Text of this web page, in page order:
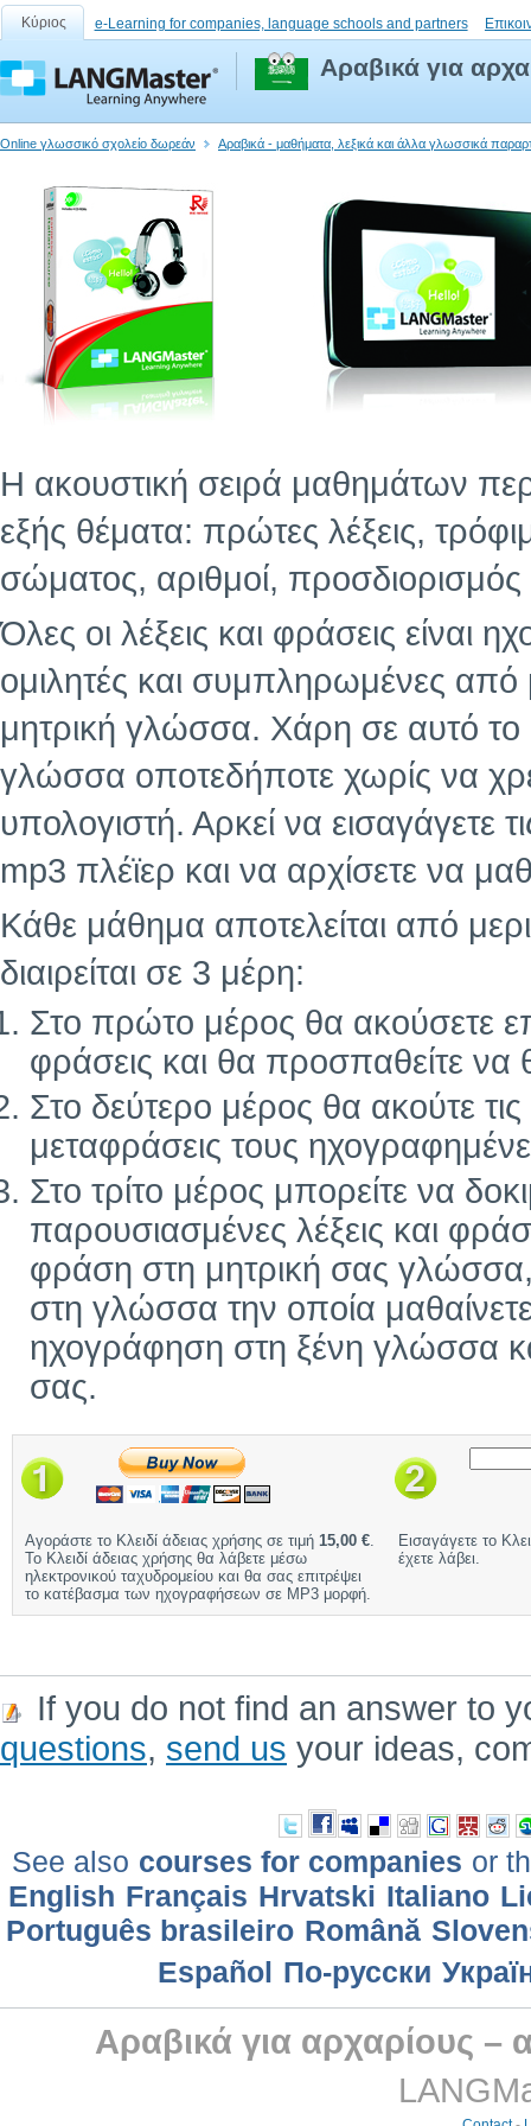
Κύριος e-Learning for companies, language schools and partners
Αραβικά για
Online γλωσσικό σχολείο δωρεάν Αραβικά - μαθήματα, λεξικά και άλλα γλωσσικά
Η ακουστική σειρά μαθημάτων
εξής θέματα: πρώτες λέξεις,
σώματος, αριθμοί,
Όλες οι λέξεις και φράσεις είναι
ομιλητές και συμπληρωμένες
μητρική γλώσσα. Χάρη σε αυτό
γλώσσα οποτεδήποτε χωρίς να
υπολογιστή. Αρκεί να εισαγάγετε
mp3 πλέϊερ και να αρχίσετε να
Κάθε μάθημα αποτελείται από
διαιρείται σε 3 μέρη:
Στο πρώτο μέρος θα ακούσετε
φράσεις και θα προσπαθείτε να
Στο δεύτερο μέρος θα ακούτε τις
μεταφράσεις τους
Στο τρίτο μέρος μπορείτε να
παρουσιασμένες λέξεις και
φράση στη μητρική σας
στη γλώσσα την οποία
ηχογράφηση στη ξένη γλώσσα
σας.
Αγοράστε το Κλειδί άδειας χρήσης σε τιμή 15,00 €.
Το Κλειδί άδειας χρήσης θα λάβετε μέσω
ηλεκτρονικού ταχυδρομείου και θα σας επιτρέψει
το κατέβασμα των ηχογραφήσεων σε MP3 μορφή.
Εισαγάγετε το
έχετε λάβει.
If you do not find an answer to
questions, send us your ideas,
See also courses for companies or
English Français Hrvatski Italiano
Português brasileiro Română
Еspañol По-русски
Αραβικά για αρχαρίους –